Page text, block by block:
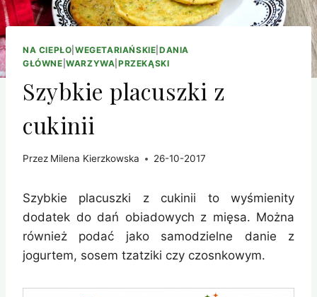
NA CIEPŁO WEGETARIAŃSKIE DANIA
GŁÓWNE |WARZYWA PRZEKĄSKI
Szybkie placuszki z
cukinii
Przez Milena Kierzkowska 26-10-2017
Szybkie placuszki z cukinii to wyśmienity
dodatek do dań obiadowych z mięsa. Można
również podać jako samodzielne danie z
jogurtem, sosem tzatziki czy czosnkowym.